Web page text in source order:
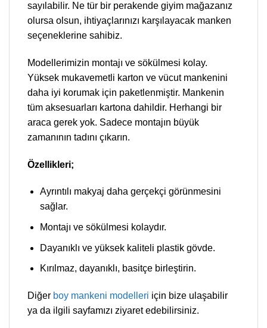
sayılabilir. Ne tür bir perakende giyim mağazanız
olursa olsun, ihtiyaçlarınızı karşılayacak manken
seçeneklerine sahibiz.
Modellerimizin montajı ve sökülmesi kolay.
Yüksek mukavemetli karton ve vücut mankenini
daha iyi korumak için paketlenmiştir. Mankenin
tüm aksesuarları kartona dahildir. Herhangi bir
araca gerek yok. Sadece montajın büyük
zamanının tadını çıkarın.
Özellikleri;
Ayrıntılı makyaj daha gerçekçi görünmesini
sağlar.
Montajı ve sökülmesi kolaydır.
Dayanıklı ve yüksek kaliteli plastik gövde.
Kırılmaz, dayanıklı, basitçe birleştirin.
Diğer boy mankeni modelleri için bize ulaşabilir
ya da ilgili sayfamızı ziyaret edebilirsiniz.